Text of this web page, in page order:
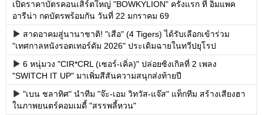
เปิดราคาบัตรคอนเสิร์ตใหญ่ "BOWKYLION" ครั้งแรก ที่ อิมแพค
อารีน่า กดบัตรพร้อมกัน วันที่ 22 มกราคม 69
สาดอาคมสู่นานาชาติ! "เสือ" (4 Tigers) ได้รับเลือกเข้าร่วม
"เทศกาลหนังรอตเทอร์ดัม 2026" ประเดิมฉายในทวีปยุโรป
6 หนุ่มวง "CIR*CRL (เซอร์-เคิ่ล)" ปล่อยซิงเกิลที่ 2 เพลง
"SWITCH IT UP" มาเพิ่มสีสันความสนุกส่งท้ายปี
"เบน ชลาทิศ" นำทีม "จ๊ะ-เอม วิทวัส-แจ๊ส" แท็กทีม สร้างเสียงฮา
ในภาพยนตร์คอมเมดี้ "สรรพลี้หวน"